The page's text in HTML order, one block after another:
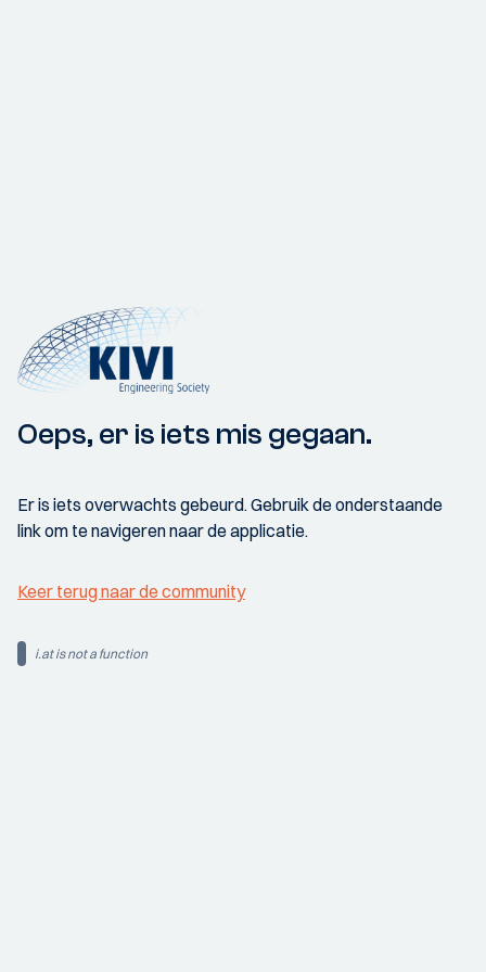
Oeps, er is iets mis gegaan.
Er is iets overwachts gebeurd. Gebruik de onderstaande
link om te navigeren naar de applicatie.
Keer terug naar de community
i.at is not a function